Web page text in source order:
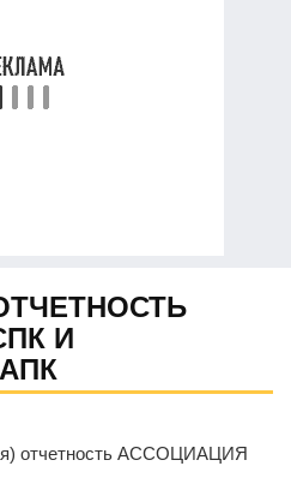
И
отчетность АССОЦИАЦИЯ